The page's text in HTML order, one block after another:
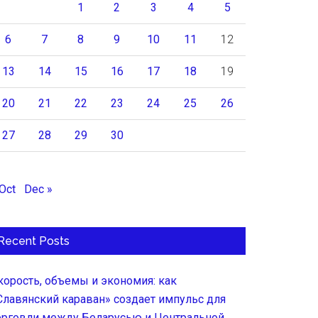
1 2 3 4 5
6 7 8 9 10 11 12
13 14 15 16 17 18 19
20 21 22 23 24 25 26
27 28 29 30
Dec »
Posts
объемы и экономия: как
караван» создает импульс для